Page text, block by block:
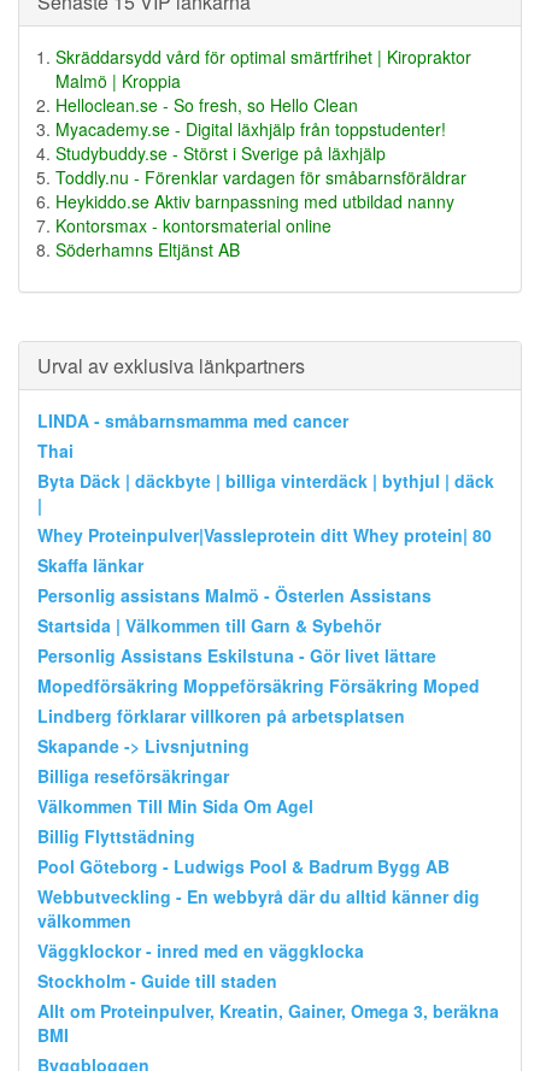
Skräddarsydd vård för optimal smärtfrihet | Kiropraktor
Malmö | Kroppia
Helloclean.se - So fresh, so Hello Clean
Myacademy.se - Digital läxhjälp från toppstudenter!
Studybuddy.se - Störst i Sverige på läxhjälp
Toddly.nu - Förenklar vardagen för småbarnsföräldrar
Heykiddo.se Aktiv barnpassning med utbildad nanny
Kontorsmax - kontorsmaterial online
Söderhamns Eltjänst AB
Urval av exklusiva länkpartners
LINDA - småbarnsmamma med cancer
Thai
Byta Däck | däckbyte | billiga vinterdäck | bythjul | däck
|
Whey Proteinpulver|Vassleprotein ditt Whey protein| 80
Skaffa länkar
Personlig assistans Malmö - Österlen Assistans
Startsida | Välkommen till Garn & Sybehör
Personlig Assistans Eskilstuna - Gör livet lättare
Mopedförsäkring Moppeförsäkring Försäkring Moped
Lindberg förklarar villkoren på arbetsplatsen
Skapande -> Livsnjutning
Billiga reseförsäkringar
Välkommen Till Min Sida Om Agel
Billig Flyttstädning
Pool Göteborg - Ludwigs Pool & Badrum Bygg AB
Webbutveckling - En webbyrå där du alltid känner dig
välkommen
Väggklockor - inred med en väggklocka
Stockholm - Guide till staden
Allt om Proteinpulver, Kreatin, Gainer, Omega 3, beräkna
BMI
Byggbloggen